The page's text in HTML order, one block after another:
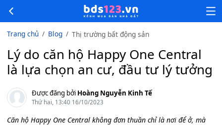
Trang chủ Blog Thị trường bất động sản
Lý do căn hộ Happy One Central
là lựa chọn an cư, đầu tư lý tưởng
Được đăng bởi Hoàng Nguyễn Kinh Tế
Thứ hai, 13:40 16/10/2023
Căn hộ Happy One Central không đơn thuần chỉ là nơi để ở, mà